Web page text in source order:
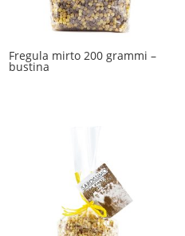
Fregula mirto 200 grammi –
bustina